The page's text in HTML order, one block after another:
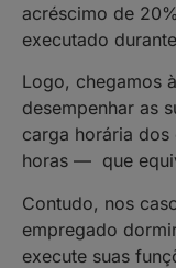
acréscimo de
executado
Logo, chegamos
desempenhar as
carga horária
horas — que
Contudo, nos
empregado
execute suas